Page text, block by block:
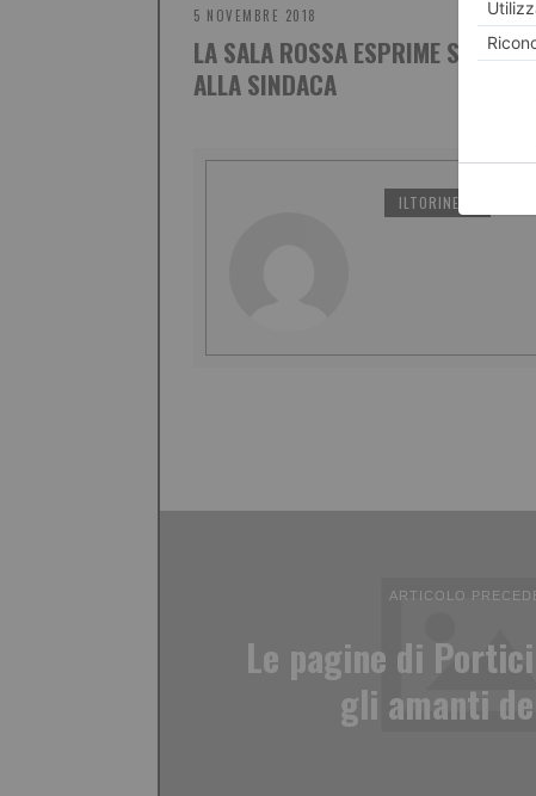
5 NOVEMBRE 2018
LA SALA ROSSA ESPRIME
ALLA SINDACA
ILTORINESE
ARTICOLO
Le pagine di
gli amanti